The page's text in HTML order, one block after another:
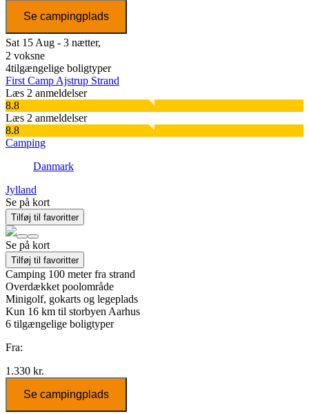
Se campingplads
Sat 15 Aug - 3 nætter,
2 voksne
4tilgængelige boligtyper
First Camp Ajstrup Strand
Læs 2 anmeldelser
8.8
Læs 2 anmeldelser
8.8
Camping
Danmark
Jylland
Se på kort
Tilføj til favoritter
Se på kort
Tilføj til favoritter
Camping 100 meter fra strand
Overdækket poolområde
Minigolf, gokarts og legeplads
Kun 16 km til storbyen Aarhus
6 tilgængelige boligtyper
Fra:
1.330 kr.
Se campingplads